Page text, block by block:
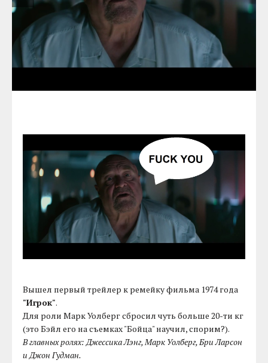
Вышел первый трейлер к ремейку фильма 1974 года
"Игрок".
Для роли Марк Уолберг сбросил чуть больше 20-ти кг
(это Бэйл его на съемках "Бойца" научил, спорим?).
В главных ролях: Джессика Лэнг, Марк Уолберг, Бри Ларсон
и Джон Гудман.